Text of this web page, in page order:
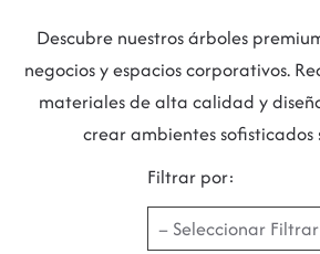
Descubre nuestros árboles
negocios y espacios corporativos.
materiales de alta calidad y
crear ambientes sofisticados
Filtrar por: